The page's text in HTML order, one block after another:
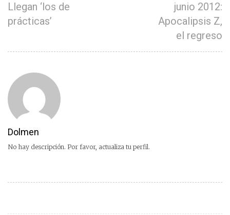
Llegan ‘los de
prácticas’
junio 2012:
Apocalipsis Z,
el regreso
Dolmen
No hay descripción. Por favor, actualiza tu perfil.